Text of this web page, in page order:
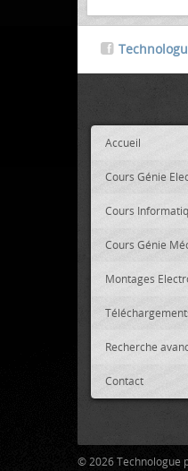
Accueil
Cours Génie
Cours
Cours Génie
Montages
Recherche
Contact
© 2026 Technologue